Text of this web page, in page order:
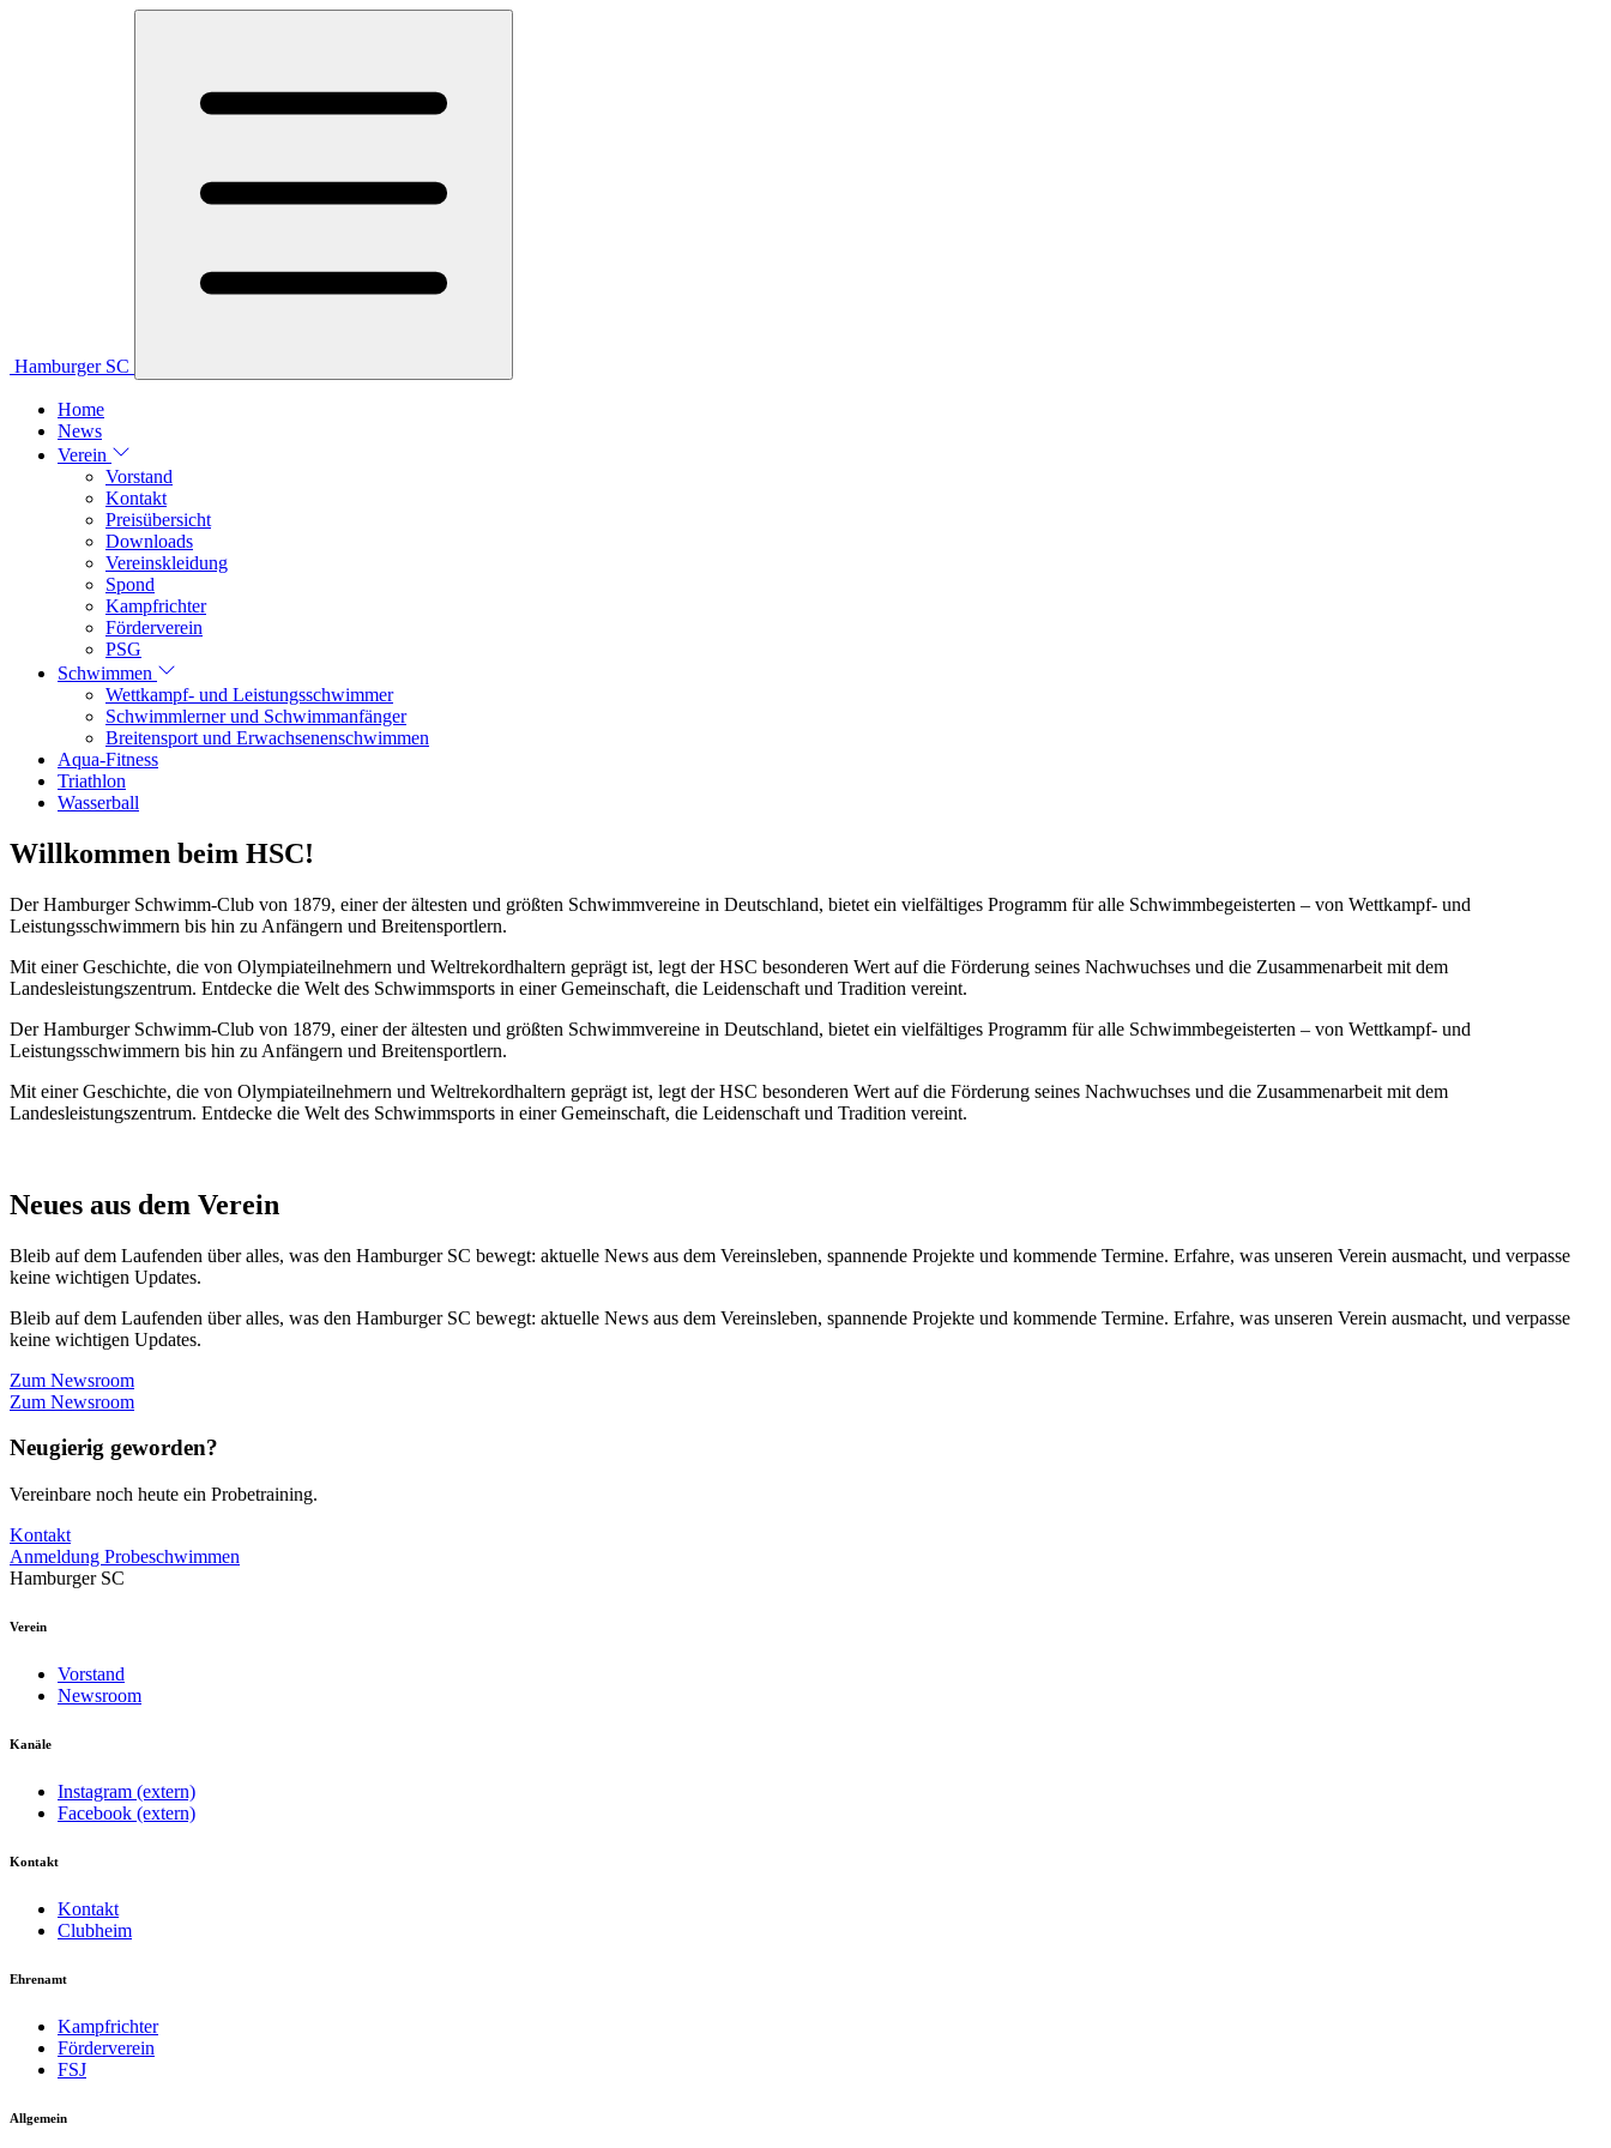
Hamburger SC
Home
News
Verein
Vorstand
Kontakt
Preisübersicht
Downloads
Vereinskleidung
Spond
Kampfrichter
Förderverein
PSG
Schwimmen
Wettkampf- und Leistungsschwimmer
Schwimmlerner und Schwimmanfänger
Breitensport und Erwachsenenschwimmen
Aqua-Fitness
Triathlon
Wasserball
Willkommen beim HSC!
Der Hamburger Schwimm-Club von 1879, einer der ältesten und größten Schwimmvereine in Deutschland, bietet ein vielfältiges Programm für alle Schwimmbegeisterten – von Wettkampf- und
Leistungsschwimmern bis hin zu Anfängern und Breitensportlern.
Mit einer Geschichte, die von Olympiateilnehmern und Weltrekordhaltern geprägt ist, legt der HSC besonderen Wert auf die Förderung seines Nachwuchses und die Zusammenarbeit mit dem
Landesleistungszentrum. Entdecke die Welt des Schwimmsports in einer Gemeinschaft, die Leidenschaft und Tradition vereint.
Der Hamburger Schwimm-Club von 1879, einer der ältesten und größten Schwimmvereine in Deutschland, bietet ein vielfältiges Programm für alle Schwimmbegeisterten – von Wettkampf- und
Leistungsschwimmern bis hin zu Anfängern und Breitensportlern.
Mit einer Geschichte, die von Olympiateilnehmern und Weltrekordhaltern geprägt ist, legt der HSC besonderen Wert auf die Förderung seines Nachwuchses und die Zusammenarbeit mit dem
Landesleistungszentrum. Entdecke die Welt des Schwimmsports in einer Gemeinschaft, die Leidenschaft und Tradition vereint.
Neues aus dem Verein
Bleib auf dem Laufenden über alles, was den Hamburger SC bewegt: aktuelle News aus dem Vereinsleben, spannende Projekte und kommende Termine. Erfahre, was unseren Verein ausmacht, und verpasse
keine wichtigen Updates.
Bleib auf dem Laufenden über alles, was den Hamburger SC bewegt: aktuelle News aus dem Vereinsleben, spannende Projekte und kommende Termine. Erfahre, was unseren Verein ausmacht, und verpasse
keine wichtigen Updates.
Zum Newsroom
Zum Newsroom
Neugierig geworden?
Vereinbare noch heute ein Probetraining.
Kontakt
Anmeldung Probeschwimmen
Hamburger SC
Verein
Vorstand
Newsroom
Kanäle
Instagram (extern)
Facebook (extern)
Kontakt
Kontakt
Clubheim
Ehrenamt
Kampfrichter
Förderverein
FSJ
Allgemein